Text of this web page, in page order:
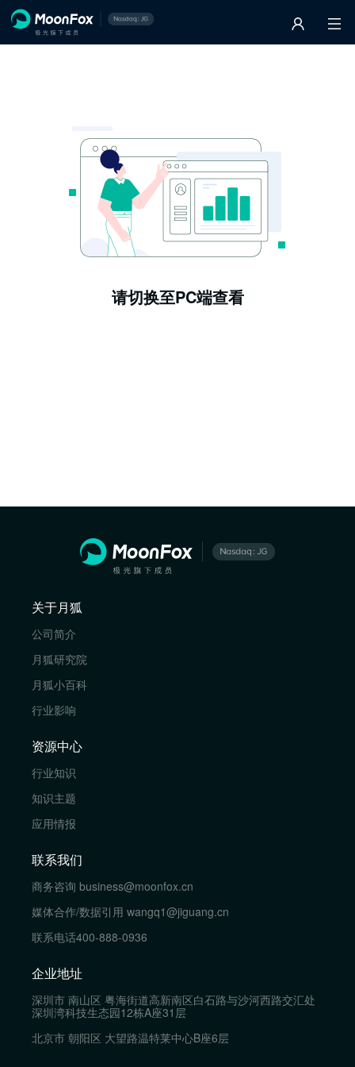
请切换至PC端查看
关于月狐
公司简介
月狐研究院
月狐小百科
行业影响
资源中心
行业知识
知识主题
应用情报
联系我们
商务咨询 business@moonfox.cn
媒体合作/数据引用 wangq1@jiguang.cn
联系电话400-888-0936
企业地址
深圳市 南山区 粤海街道高新南区白石路与沙河西路交汇处
深圳湾科技生态园12栋A座31层
北京市 朝阳区 大望路温特莱中心B座6层